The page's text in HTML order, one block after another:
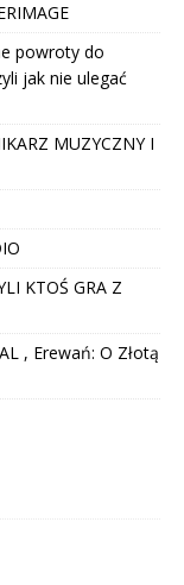
powroty do
jak nie ulegać
MUZYCZNY I
KTOŚ GRA Z
, Erewań: O Złotą